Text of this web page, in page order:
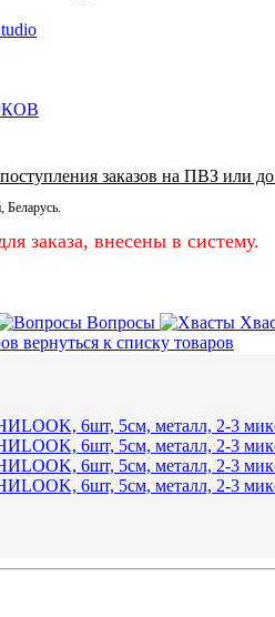
заказов на ПВЗ или
, Беларусь.
заказа, внесены в систему.
Вопросы
вернуться к списку товаров